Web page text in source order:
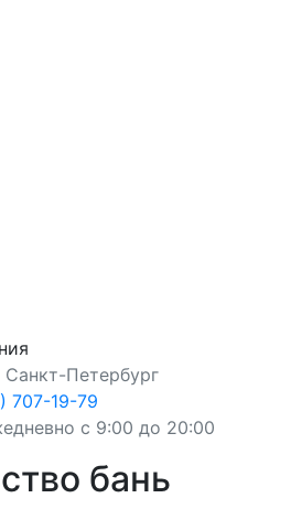
Петербург
707-19-79
с 9:00 до 20:00
бань